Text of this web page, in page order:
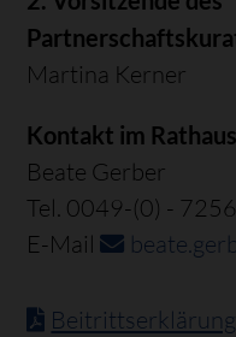
Martina Kerner
Kontakt im Rathaus
Beate Gerber
Tel. 0049-(0) -
E-Mail
Beitrittserklärung